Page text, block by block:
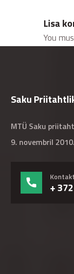
Lisa
You
Saku
MTÜ Saku
9. novembril 2010.
+